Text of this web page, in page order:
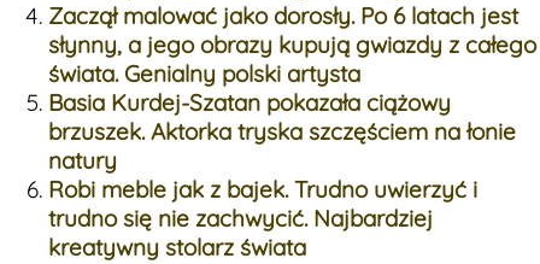
Zaczął malować jako dorosły. Po 6 latach jest
słynny, a jego obrazy kupują gwiazdy z całego
świata. Genialny polski artysta
Basia Kurdej-Szatan pokazała ciążowy
brzuszek. Aktorka tryska szczęściem na łonie
natury
Robi meble jak z bajek. Trudno uwierzyć i
trudno się nie zachwycić. Najbardziej
kreatywny stolarz świata